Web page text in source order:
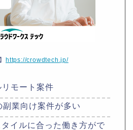
https://crowdtech.jp/
モート案件
業向け案件が多い
イルに合った働き方がで